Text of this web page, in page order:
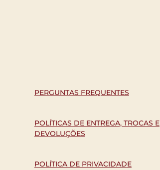
PERGUNTAS FREQUENTES
POLÍTICAS DE ENTREGA, TROCAS E
DEVOLUÇÕES
POLÍTICA DE PRIVACIDADE